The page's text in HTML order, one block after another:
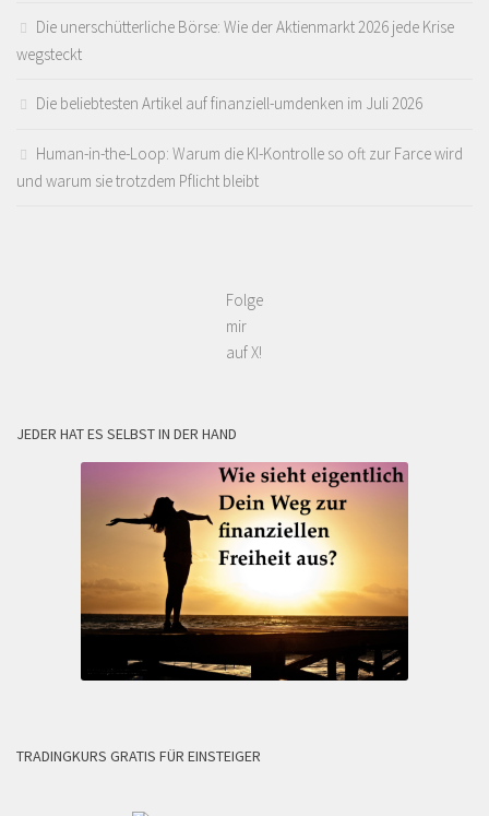
Die unerschütterliche Börse: Wie der Aktienmarkt 2026 jede Krise
wegsteckt
Die beliebtesten Artikel auf finanziell-umdenken im Juli 2026
Human-in-the-Loop: Warum die KI-Kontrolle so oft zur Farce wird
und warum sie trotzdem Pflicht bleibt
Folge
mir
auf X!
JEDER HAT ES SELBST IN DER HAND
TRADINGKURS GRATIS FÜR EINSTEIGER